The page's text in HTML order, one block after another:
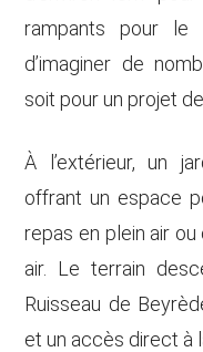
rampants pour le
d’imaginer de
soit pour un projet
À l’extérieur, un
offrant un espace
repas en plein air
air. Le terrain
Ruisseau de
et un accès direct à